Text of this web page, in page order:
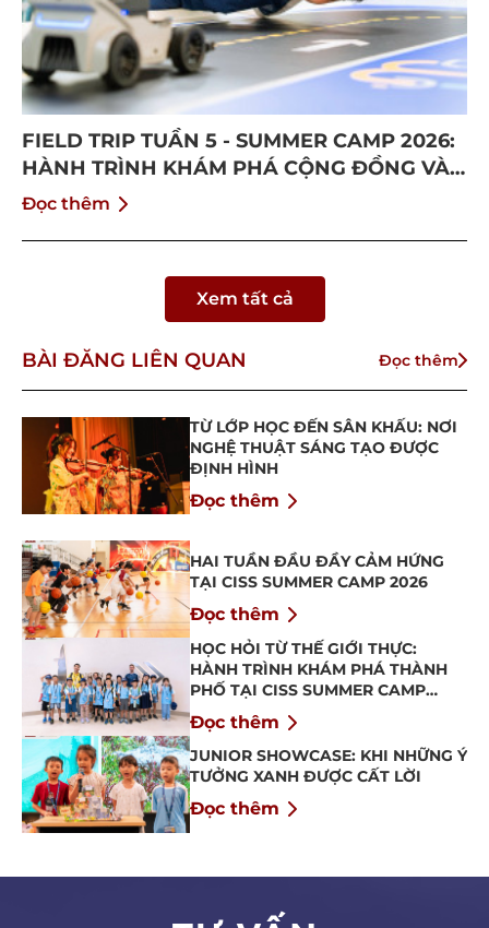
FIELD TRIP TUẦN 5 - SUMMER CAMP 2026:
HÀNH TRÌNH KHÁM PHÁ CỘNG ĐỒNG VÀ
BỨT PHÁ BẢN THÂN
Đọc thêm
Xem tất cả
BÀI ĐĂNG LIÊN QUAN Đọc thêm
TỪ LỚP HỌC ĐẾN SÂN KHẤU: NƠI
NGHỆ THUẬT SÁNG TẠO ĐƯỢC
ĐỊNH HÌNH
Đọc thêm
HAI TUẦN ĐẦU ĐẦY CẢM HỨNG
TẠI CISS SUMMER CAMP 2026
Đọc thêm
HỌC HỎI TỪ THẾ GIỚI THỰC:
HÀNH TRÌNH KHÁM PHÁ THÀNH
PHỐ TẠI CISS SUMMER CAMP
2026
Đọc thêm
JUNIOR SHOWCASE: KHI NHỮNG Ý
TƯỞNG XANH ĐƯỢC CẤT LỜI
Đọc thêm